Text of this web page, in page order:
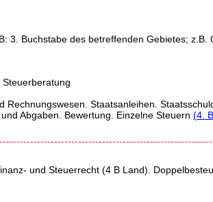
3. Buchstabe des betreffenden Gebietes; z.B.
Rechnungswesen. Staatsanleihen.
Abgaben. Bewertung. Einzelne Steuern (4.
und Steuerrecht (4 B Land).